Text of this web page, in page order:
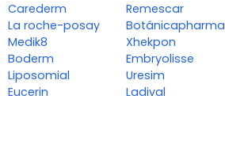
Carederm
La roche-posay
Medik8
Boderm
Liposomial
Eucerin
Remescar
Botánicapharma
Xhekpon
Embryolisse
Uresim
Ladival